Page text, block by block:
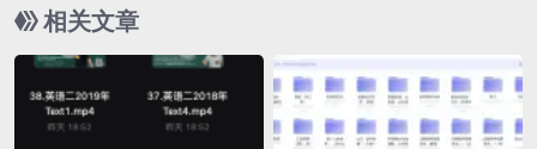
相关文章